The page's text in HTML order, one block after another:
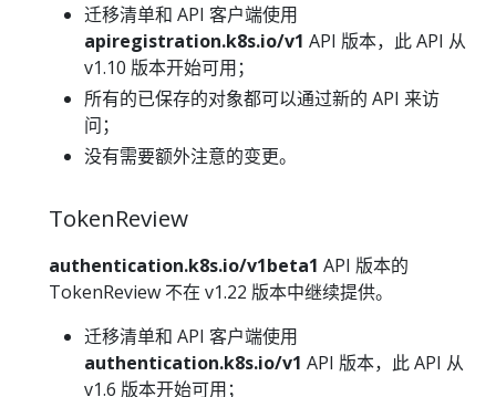
迁移清单和 API 客户端使用
apiregistration.k8s.io/v1 API 版本，此 API 从
v1.10 版本开始可用；
所有的已保存的对象都可以通过新的 API 来访
问；
没有需要额外注意的变更。
TokenReview
authentication.k8s.io/v1beta1 API 版本的
TokenReview 不在 v1.22 版本中继续提供。
迁移清单和 API 客户端使用
authentication.k8s.io/v1 API 版本，此 API 从
v1.6 版本开始可用；